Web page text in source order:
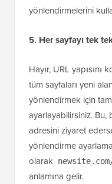
yönlendirmelerini
5. Her sayfayı tek
Hayır, URL yapısını
tüm sayfaları yeni
yönlendirmek için
ayarlayabilirsiniz. Bu,
adresini ziyaret
yönlendirme
olarak
anlamına gelir.